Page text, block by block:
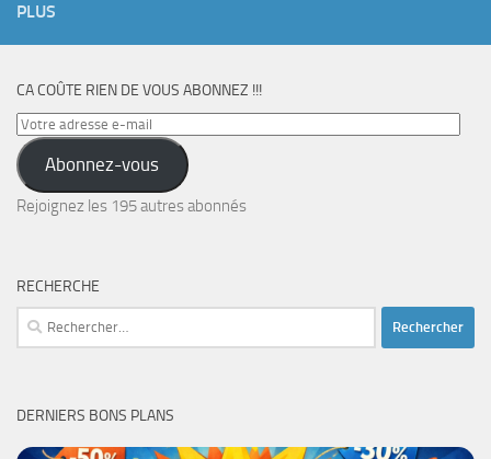
PLUS
CA COÛTE RIEN DE VOUS ABONNEZ !!!
Votre
adresse
e-
mail
Abonnez-vous
Rejoignez les 195 autres abonnés
RECHERCHE
Rechercher :
DERNIERS BONS PLANS